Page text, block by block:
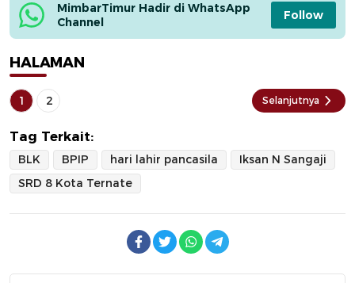
MimbarTimur Hadir di WhatsApp
Channel
Follow
HALAMAN
1 2 Selanjutnya
Tag Terkait:
BLK BPIP hari lahir pancasila
Iksan N Sangaji
SRD 8 Kota Ternate